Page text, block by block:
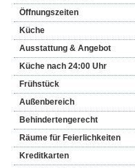
Öffnungszeiten
Küche
Ausstattung & Angebot
Küche nach 24:00 Uhr
Frühstück
Außenbereich
Behindertengerecht
Räume für Feierlichkeiten
Kreditkarten